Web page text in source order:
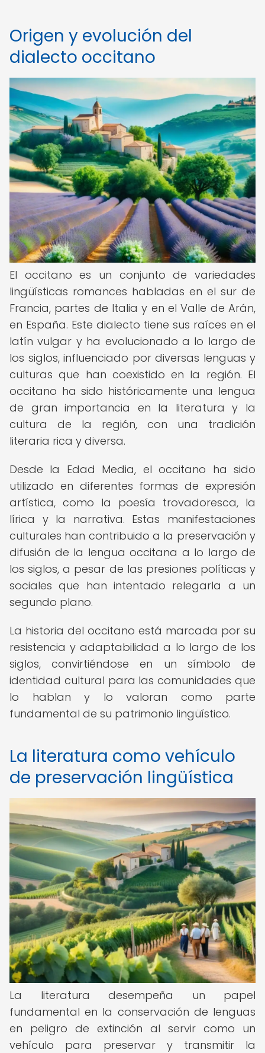
Origen y evolución del
dialecto occitano
El occitano es un conjunto de variedades
lingüísticas romances habladas en el sur de
Francia, partes de Italia y en el Valle de Arán,
en España. Este dialecto tiene sus raíces en el
latín vulgar y ha evolucionado a lo largo de
los siglos, influenciado por diversas lenguas y
culturas que han coexistido en la región. El
occitano ha sido históricamente una lengua
de gran importancia en la literatura y la
cultura de la región, con una tradición
literaria rica y diversa.
Desde la Edad Media, el occitano ha sido
utilizado en diferentes formas de expresión
artística, como la poesía trovadoresca, la
lírica y la narrativa. Estas manifestaciones
culturales han contribuido a la preservación y
difusión de la lengua occitana a lo largo de
los siglos, a pesar de las presiones políticas y
sociales que han intentado relegarla a un
segundo plano.
La historia del occitano está marcada por su
resistencia y adaptabilidad a lo largo de los
siglos, convirtiéndose en un símbolo de
identidad cultural para las comunidades que
lo hablan y lo valoran como parte
fundamental de su patrimonio lingüístico.
La literatura como vehículo
de preservación lingüística
La literatura desempeña un papel
fundamental en la conservación de lenguas
en peligro de extinción al servir como un
vehículo para preservar y transmitir la